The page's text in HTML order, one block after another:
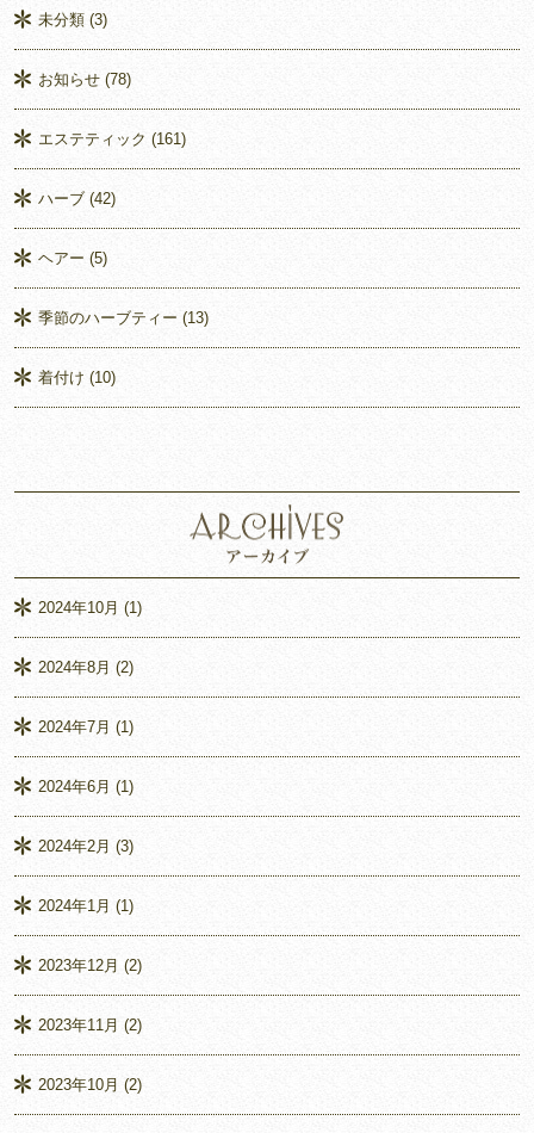
未分類 (3)
お知らせ (78)
エステティック (161)
ハーブ (42)
ヘアー (5)
季節のハーブティー (13)
着付け (10)
2024年10月 (1)
2024年8月 (2)
2024年7月 (1)
2024年6月 (1)
2024年2月 (3)
2024年1月 (1)
2023年12月 (2)
2023年11月 (2)
2023年10月 (2)